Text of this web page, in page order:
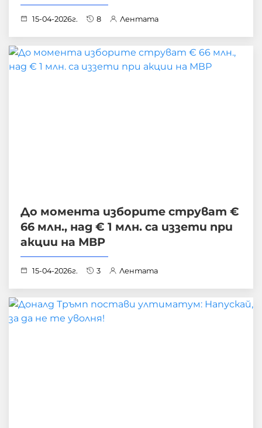
15-04-2026г. 8 Лентата
До момента изборите струват €
66 млн., над € 1 млн. са иззети при
акции на МВР
15-04-2026г. 3 Лентата